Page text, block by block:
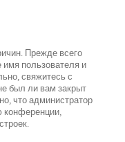
Прежде всего
имя пользователя и
свяжитесь с
был ли вам закрыт
что администратор
конференции,